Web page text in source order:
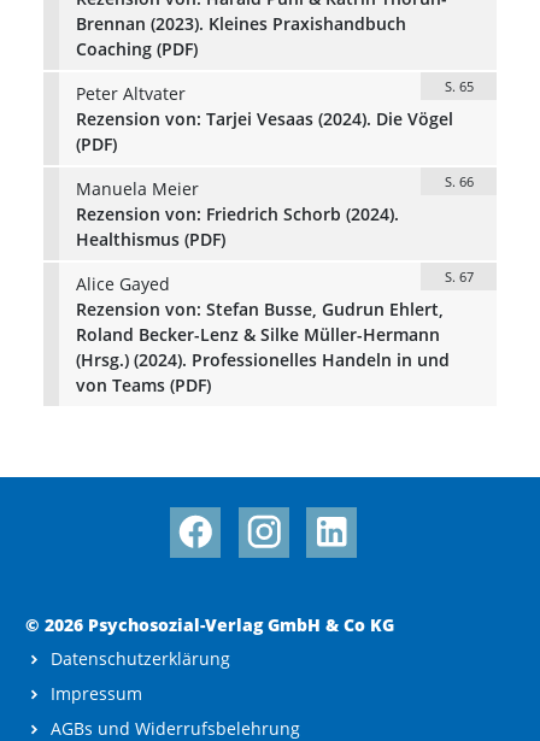
Brennan (2023). Kleines Praxishandbuch
Coaching (PDF)
Peter Altvater
S. 65
Rezension von: Tarjei Vesaas (2024). Die Vögel
(PDF)
Manuela Meier
S. 66
Rezension von: Friedrich Schorb (2024).
Healthismus (PDF)
Alice Gayed
S. 67
Rezension von: Stefan Busse, Gudrun Ehlert,
Roland Becker-Lenz & Silke Müller-Hermann
(Hrsg.) (2024). Professionelles Handeln in und
von Teams (PDF)
© 2026 Psychosozial-Verlag GmbH & Co KG
Datenschutzerklärung
Impressum
AGBs und Widerrufsbelehrung